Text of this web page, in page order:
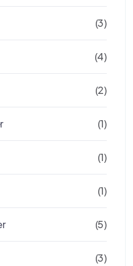
(3)
(4)
(2)
(1)
(1)
(1)
(5)
(3)